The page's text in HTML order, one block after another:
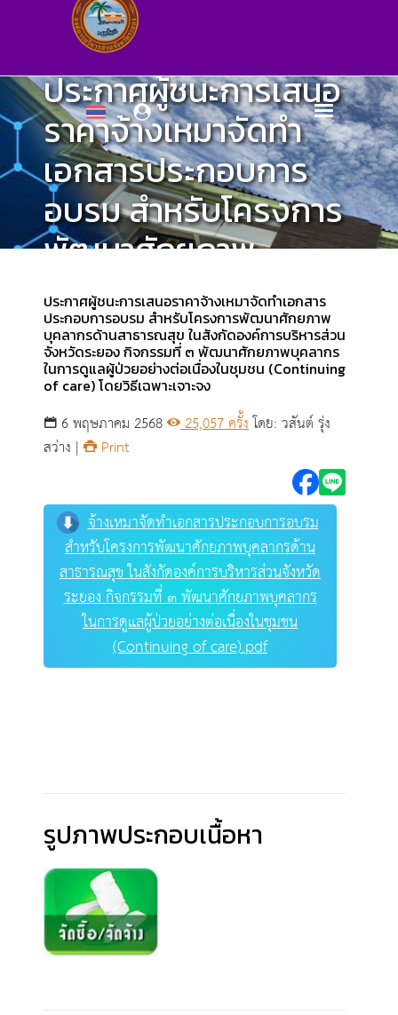
ประกาศผู้ชนะการเสนอ
ราคาจ้างเหมาจัดทำ
เอกสารประกอบการ
อบรม สำหรับโครงการ
พัฒนาศักยภาพ
บุคลากรด้าน
สาธารณสุข ในสังกัด
องค์การบริหารส่วน
จังหวัดระยอง กิจกรรม
ที่ ๓ พัฒนาศักยภาพ
บุคลากรในการดูแลผู้
ป่วยอย่างต่อเนื่องใน
ชุมชน (Continuing of
care) โดยวิธีเฉพาะ
เจาะจง
ประกาศผู้ชนะการเสนอราคาจ้างเหมาจัดทำเอกสาร
ประกอบการอบรม สำหรับโครงการพัฒนาศักยภาพ
บุคลากรด้านสาธารณสุข ในสังกัดองค์การบริหารส่วน
จังหวัดระยอง กิจกรรมที่ ๓ พัฒนาศักยภาพบุคลากร
ในการดูแลผู้ป่วยอย่างต่อเนื่องในชุมชน (Continuing
of care) โดยวิธีเฉพาะเจาะจง
6 พฤษภาคม 2568 25,057 ครั้งโดย: วสันต์ รุ่ง
สว่าง |
Print
จ้างเหมาจัดทำเอกสารประกอบการอบรม
สำหรับโครงการพัฒนาศักยภาพบุคลากรด้าน
สาธารณสุข ในสังกัดองค์การบริหารส่วนจังหวัด
ระยอง กิจกรรมที่ ๓ พัฒนาศักยภาพบุคลากร
ในการดูแลผู้ป่วยอย่างต่อเนื่องในชุมชน
(Continuing of care).pdf
รูปภาพประกอบเนื้อหา